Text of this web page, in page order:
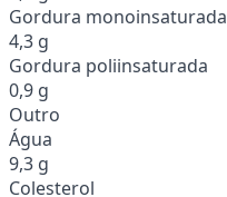
Gordura monoinsaturada
4,3 g
Gordura poliinsaturada
0,9 g
Outro
Água
9,3 g
Colesterol